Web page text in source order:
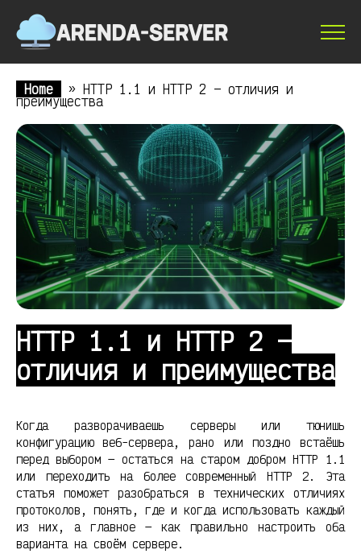
Home » HTTP 1.1 и HTTP 2 — отличия и
преимущества
HTTP 1.1 и HTTP 2 —
отличия и преимущества
Когда разворачиваешь серверы или тюнишь
конфигурацию веб-сервера, рано или поздно встаёшь
перед выбором — остаться на старом добром HTTP 1.1
или переходить на более современный HTTP 2. Эта
статья поможет разобраться в технических отличиях
протоколов, понять, где и когда использовать каждый
из них, а главное — как правильно настроить оба
варианта на своём сервере.